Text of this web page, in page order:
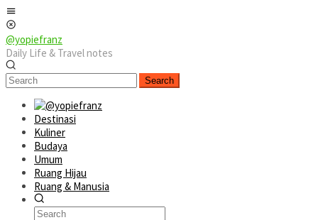
Skip
to
content
@yopiefranz
Daily Life & Travel notes
Search
Destinasi
Kuliner
Budaya
Umum
Ruang Hijau
Ruang & Manusia